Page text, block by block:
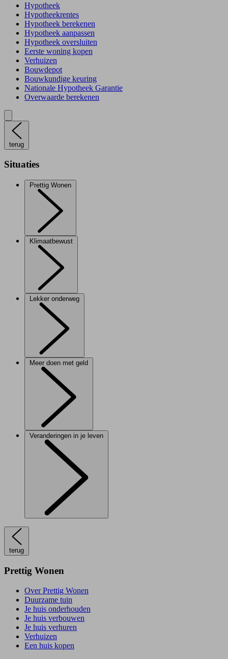
Hypotheek
Hypotheekrentes
Hypotheek berekenen
Hypotheek aanpassen
Hypotheek oversluiten
Eerste woning kopen
Verhuizen
Bouwdepot
Bouwkundige keuring
Nationale Hypotheek Garantie
Overwaarde berekenen
terug
Situaties
Prettig Wonen
Klimaatbewust
Lekker onderweg
Meer doen met geld
Veranderingen in je leven
terug
Prettig Wonen
Over Prettig Wonen
Duurzame tuin
Je huis onderhouden
Je huis verbouwen
Je huis verhuren
Verhuizen
Een huis kopen